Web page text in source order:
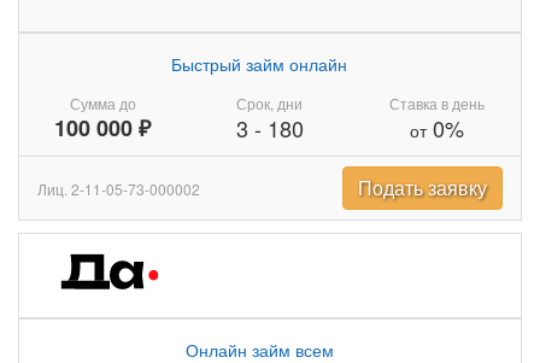
Сумма до
100 000 ₽
Быстрый займ онлайн
Срок, дни
3 - 180
Ставка в день
от0%
Лиц. 2-11-05-73-000002 Подать заявку
Онлайн займ всем